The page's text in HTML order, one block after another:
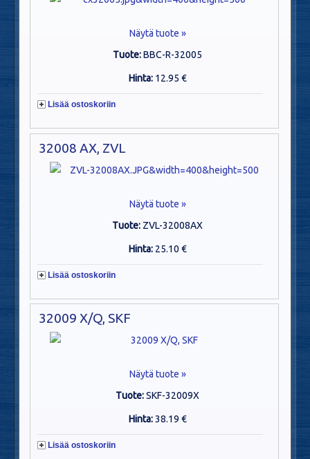
Näytä tuote »
Tuote:BBC-R-32005
Hinta: 12.95 €
Lisää ostoskoriin
32008 AX, ZVL
Näytä tuote »
Tuote: ZVL-32008AX
Hinta: 25.10 €
Lisää ostoskoriin
32009 X/Q, SKF
Näytä tuote »
Tuote:SKF-32009X
Hinta:38.19 €
Lisää ostoskoriin